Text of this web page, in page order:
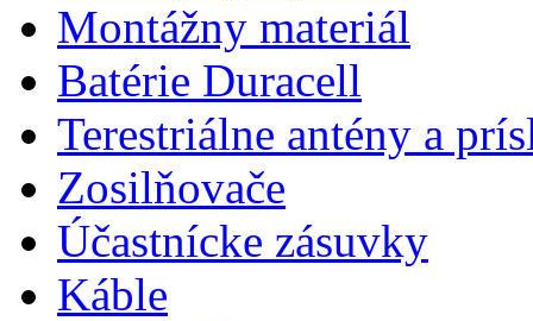
Montážny materiál
Batérie Duracell
Terestriálne antény a
Zosilňovače
Účastnícke zásuvky
Káble